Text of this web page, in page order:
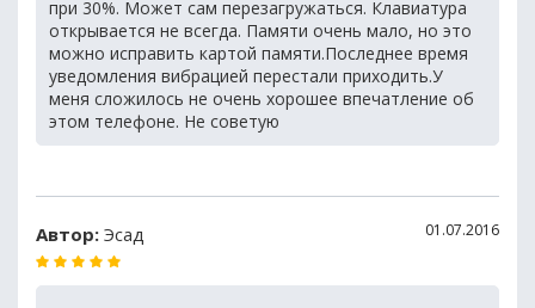
при 30%. Может сам перезагружаться. Клавиатура
открывается не всегда. Памяти очень мало, но это
можно исправить картой памяти.Последнее время
уведомления вибрацией перестали приходить.У
меня сложилось не очень хорошее впечатление об
этом телефоне. Не советую
Автор: Эсад 01.07.2016